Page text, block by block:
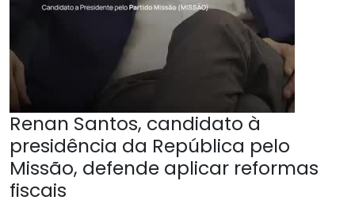
Renan Santos, candidato à
presidência da República pelo
Missão, defende aplicar reformas
fiscais